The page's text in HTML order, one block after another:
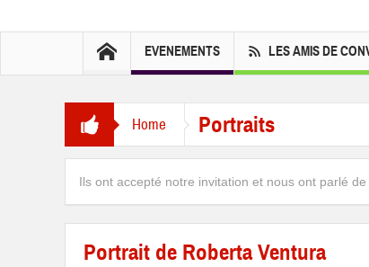
EVENEMENTS LES AMIS DE
Home Portraits
Ils ont accepté notre invitation et nous ont parlé
Portrait de Roberta Ventura